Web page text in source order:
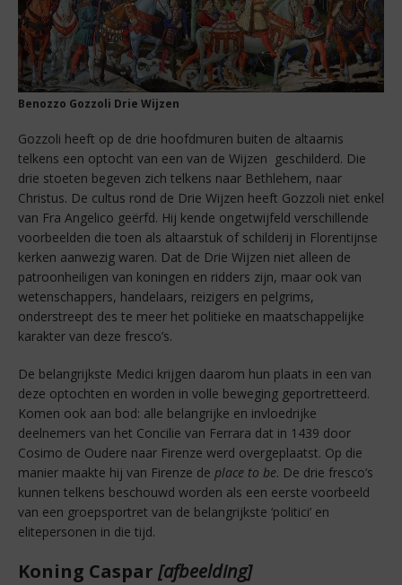
Benozzo Gozzoli Drie Wijzen
Gozzoli heeft op de drie hoofdmuren buiten de altaarnis
telkens een optocht van een van de Wijzen geschilderd. Die
drie stoeten begeven zich telkens naar Bethlehem, naar
Christus. De cultus rond de Drie Wijzen heeft Gozzoli niet enkel
van Fra Angelico geërfd. Hij kende ongetwijfeld verschillende
voorbeelden die toen als altaarstuk of schilderij in Florentijnse
kerken aanwezig waren. Dat de Drie Wijzen niet alleen de
patroonheiligen van koningen en ridders zijn, maar ook van
wetenschappers, handelaars, reizigers en pelgrims,
onderstreept des te meer het politieke en maatschappelijke
karakter van deze fresco’s.
De belangrijkste Medici krijgen daarom hun plaats in een van
deze optochten en worden in volle beweging geportretteerd.
Komen ook aan bod: alle belangrijke en invloedrijke
deelnemers van het Concilie van Ferrara dat in 1439 door
Cosimo de Oudere naar Firenze werd overgeplaatst. Op die
manier maakte hij van Firenze de place to be. De drie fresco’s
kunnen telkens beschouwd worden als een eerste voorbeeld
van een groepsportret van de belangrijkste ‘politici’ en
elitepersonen in die tijd.
Koning Caspar [afbeelding]